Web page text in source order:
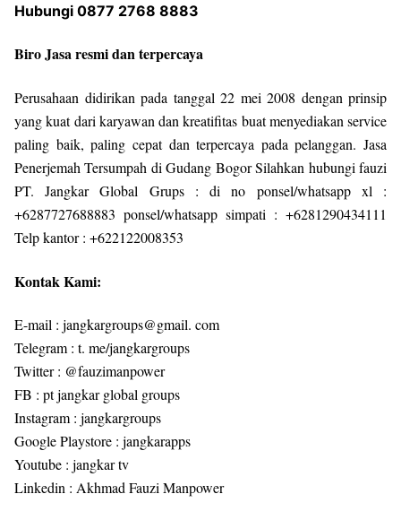
Hubungi 0877 2768 8883
Biro Jasa resmi dan terpercaya
Perusahaan didirikan pada tanggal 22 mei 2008 dengan prinsip
yang kuat dari karyawan dan kreatifitas buat menyediakan service
paling baik, paling cepat dan terpercaya pada pelanggan. Jasa
Penerjemah Tersumpah di Gudang Bogor Silahkan hubungi fauzi
PT. Jangkar Global Grups : di no ponsel/whatsapp xl :
+6287727688883 ponsel/whatsapp simpati : +6281290434111
Telp kantor : +622122008353
Kontak Kami:
E-mail : jangkargroups@gmail. com
Telegram : t. me/jangkargroups
Twitter : @fauzimanpower
FB : pt jangkar global groups
Instagram : jangkargroups
Google Playstore : jangkarapps
Youtube : jangkar tv
Linkedin : Akhmad Fauzi Manpower